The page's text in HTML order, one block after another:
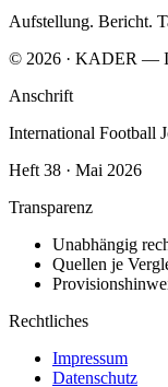
Aufstellung. Bericht.
© 2026 · KADER —
Anschrift
International Football
Heft 38 · Mai 2026
Transparenz
Unabhängig
Quellen je
Rechtliches
Impressum
Datenschutz